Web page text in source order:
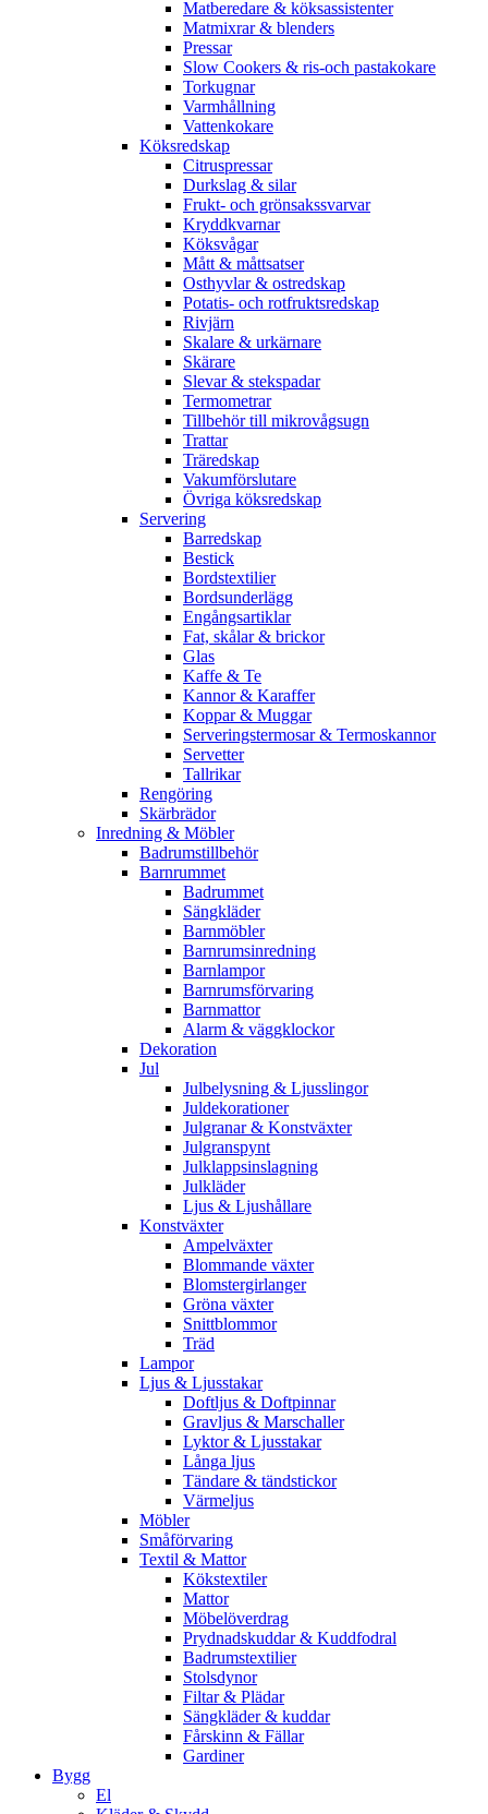
Matberedare & köksassistenter
Matmixrar & blenders
Pressar
Slow Cookers & ris-och pastakokare
Torkugnar
Varmhållning
Vattenkokare
Köksredskap
Citruspressar
Durkslag & silar
Frukt- och grönsakssvarvar
Kryddkvarnar
Köksvågar
Mått & måttsatser
Osthyvlar & ostredskap
Potatis- och rotfruktsredskap
Rivjärn
Skalare & urkärnare
Skärare
Slevar & stekspadar
Termometrar
Tillbehör till mikrovågsugn
Trattar
Träredskap
Vakumförslutare
Övriga köksredskap
Servering
Barredskap
Bestick
Bordstextilier
Bordsunderlägg
Engångsartiklar
Fat, skålar & brickor
Glas
Kaffe & Te
Kannor & Karaffer
Koppar & Muggar
Serveringstermosar & Termoskannor
Servetter
Tallrikar
Rengöring
Skärbrädor
Inredning & Möbler
Badrumstillbehör
Barnrummet
Badrummet
Sängkläder
Barnmöbler
Barnrumsinredning
Barnlampor
Barnrumsförvaring
Barnmattor
Alarm & väggklockor
Dekoration
Jul
Julbelysning & Ljusslingor
Juldekorationer
Julgranar & Konstväxter
Julgranspynt
Julklappsinslagning
Julkläder
Ljus & Ljushållare
Konstväxter
Ampelväxter
Blommande växter
Blomstergirlanger
Gröna växter
Snittblommor
Träd
Lampor
Ljus & Ljusstakar
Doftljus & Doftpinnar
Gravljus & Marschaller
Lyktor & Ljusstakar
Långa ljus
Tändare & tändstickor
Värmeljus
Möbler
Småförvaring
Textil & Mattor
Kökstextiler
Mattor
Möbelöverdrag
Prydnadskuddar & Kuddfodral
Badrumstextilier
Stolsdynor
Filtar & Plädar
Sängkläder & kuddar
Fårskinn & Fällar
Gardiner
Bygg
El